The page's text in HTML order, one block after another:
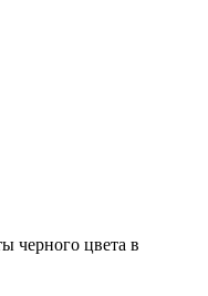
черного цвета в